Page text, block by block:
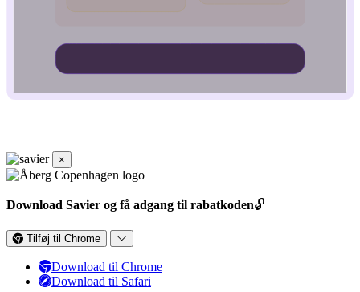
×
Download Savier og få adgang til rabatkoden🔓
Tilføj til Chrome
Download til Chrome
Download til Safari